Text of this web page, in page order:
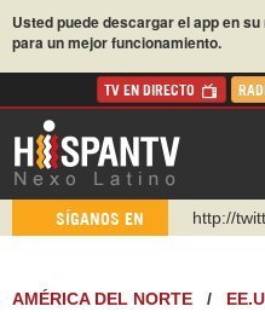
Usted puede descargar el app en
para un mejor funcionamiento.
TV EN DIRECTO
SÍGANOS EN
http://
https://
AMÉRICA DEL NORTE /